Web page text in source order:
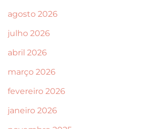
agosto 2026
julho 2026
abril 2026
março 2026
fevereiro 2026
janeiro 2026